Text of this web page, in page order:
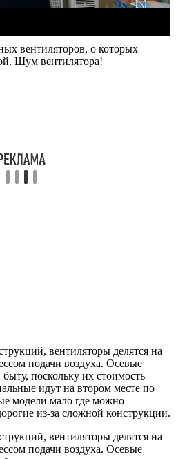
вентиляторов, о которых
Шум вентилятора!
вентиляторы делятся на
подачи воздуха. Осевые
поскольку их стоимость
идут на втором месте по
модели мало где можно
из-за сложной конструкции.
вентиляторы делятся на
подачи воздуха. Осевые